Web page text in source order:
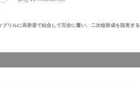
リルに高密度で結合して完全に覆い、二次核形成を阻害する